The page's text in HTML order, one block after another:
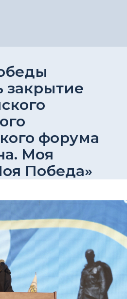
закрытие
форума
Моя
Победа»